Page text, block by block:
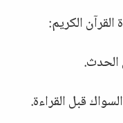
الكريم: